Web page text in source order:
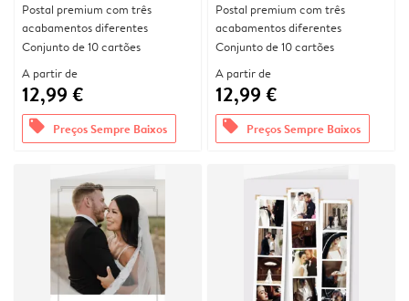
Postal premium com três
acabamentos diferentes
Conjunto de 10 cartões
A partir de
12,99 €
offers Preços Sempre Baixos
Postal premium com três
acabamentos diferentes
Conjunto de 10 cartões
A partir de
12,99 €
offers Preços Sempre Baixos